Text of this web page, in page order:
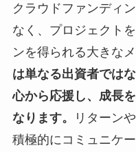
クラウドファンディ
なく、プロジェクト
ンを得られる大きな
は単なる出資者では
心から応援し、成長
なります。
リターン
積極的にコミュニケ